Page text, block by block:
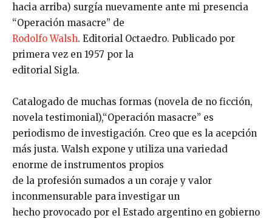
hacia arriba) surgía nuevamente ante mi presencia
“Operación masacre” de
Rodolfo Walsh. Editorial Octaedro. Publicado por
primera vez en 1957 por la
editorial Sigla.
Catalogado de muchas formas (novela de no ficción,
novela testimonial),“Operación masacre” es
periodismo de investigación. Creo que es la acepción
más justa. Walsh expone y utiliza una variedad
enorme de instrumentos propios
de la profesión sumados a un coraje y valor
inconmensurable para investigar un
hecho provocado por el Estado argentino en gobierno